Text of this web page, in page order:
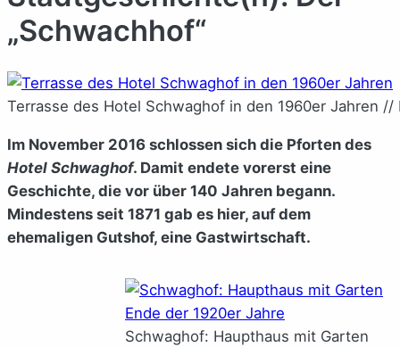
„Schwachhof“
Terrasse des Hotel Schwaghof in den 1960er Jahren
Im November 2016 schlossen sich die Pforten des
Hotel Schwaghof. Damit endete vorerst eine
Geschichte, die vor über 140 Jahren begann.
Mindestens seit 1871 gab es hier, auf dem
ehemaligen Gutshof, eine Gastwirtschaft.
Schwaghof: Haupthaus mit Garten